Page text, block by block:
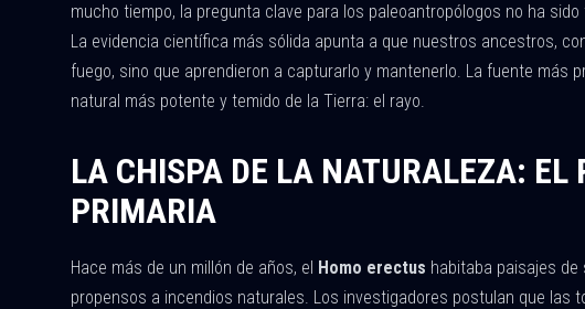
mucho tiempo, la pregunta clave para los paleoantropólogos no ha
La evidencia científica más sólida apunta a que nuestros ancestros,
fuego, sino que aprendieron a capturarlo y mantenerlo. La fuente más
natural más potente y temido de la Tierra: el rayo.
LA CHISPA DE LA NATURALEZA: EL
PRIMARIA
Hace más de un millón de años, el Homo erectus habitaba paisajes
propensos a incendios naturales. Los investigadores postulan que las